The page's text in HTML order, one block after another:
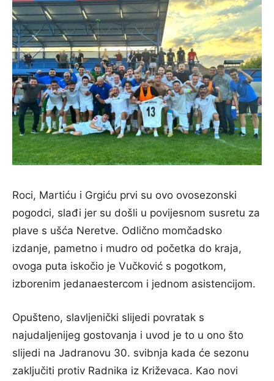
Roci, Martiću i Grgiću prvi su ovo ovosezonski
pogodci, slađi jer su došli u povijesnom susretu za
plave s ušća Neretve. Odlično momčadsko
izdanje, pametno i mudro od početka do kraja,
ovoga puta iskočio je Vučković s pogotkom,
izborenim jedanaestercom i jednom asistencijom.
Opušteno, slavljenički slijedi povratak s
najudaljenijeg gostovanja i uvod je to u ono što
slijedi na Jadranovu 30. svibnja kada će sezonu
zaključiti protiv Radnika iz Križevaca. Kao novi